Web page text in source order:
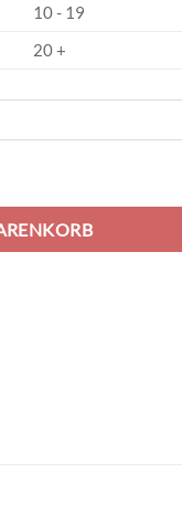
10 - 19
20 +
- Puma White Menge